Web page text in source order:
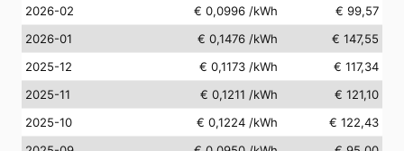
2026-02
€ 0,0996 /kWh
€ 99,57
2026-01
€ 0,1476 /kWh
€ 147,55
2025-12
€ 0,1173 /kWh
€ 117,34
2025-11
€ 0,1211 /kWh
€ 121,10
2025-10
€ 0,1224 /kWh
€ 122,43